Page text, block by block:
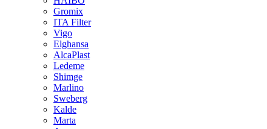
Gromix
ITA Filter
Vigo
Elghansa
AlcaPlast
Ledeme
Shimge
Marlino
Sweberg
Kalde
Marta